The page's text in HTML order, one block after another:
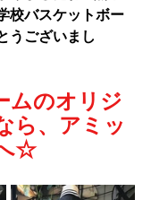
校バスケットボー
うございまし
ムのオリジ
ら、アミッ
☆